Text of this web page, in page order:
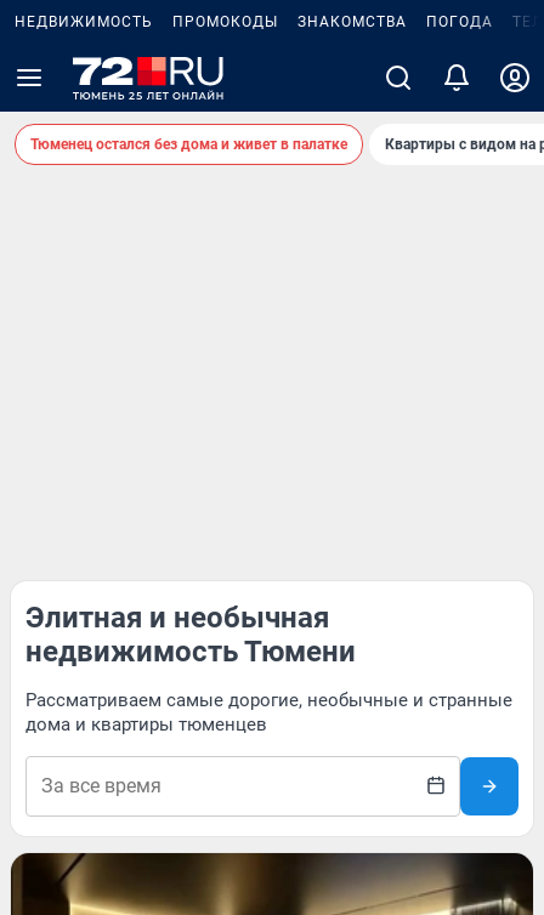
НЕДВИЖИМОСТЬ ПРОМОКОДЫ ЗНАКОМСТВА ПОГОДА
Тюменец остался без дома и живет в палатке Квартиры с видом на
Элитная и необычная
недвижимость Тюмени
Рассматриваем самые дорогие, необычные и странные
дома и квартиры тюменцев